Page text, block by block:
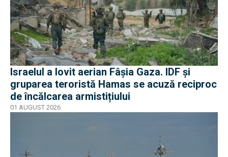
Israelul a lovit aerian Fâșia Gaza. IDF și
gruparea teroristă Hamas se acuză reciproc
de încălcarea armistițiului
01 AUGUST 2026